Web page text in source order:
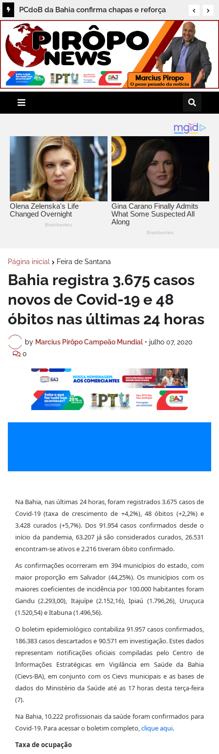
PCdoB da Bahia confirma chapas e reforça
aliança com Lula e Jerônimo
Página inicial Feira de Santana
Bahia registra 3.675 casos
novos de Covid-19 e 48
óbitos nas últimas 24 horas
by Marcius Pirôpo Campeão Mundial • julho 07, 2020
0
Na Bahia, nas últimas 24 horas, foram registrados 3.675 casos de
Covid-19 (taxa de crescimento de +4,2%), 48 óbitos (+2,2%) e
3.428 curados (+5,7%). Dos 91.954 casos confirmados desde o
início da pandemia, 63.207 já são considerados curados, 26.531
encontram-se ativos e 2.216 tiveram óbito confirmado.
As confirmações ocorreram em 394 municípios do estado, com
maior proporção em Salvador (44,25%). Os municípios com os
maiores coeficientes de incidência por 100.000 habitantes foram
Gandu (2.293,00), Itajuípe (2.152,16), Ipiaú (1.796,26), Uruçuca
(1.520,54) e Itabuna (1.496,56).
O boletim epidemiológico contabiliza 91.957 casos confirmados,
186.383 casos descartados e 90.571 em investigação. Estes dados
representam notificações oficiais compiladas pelo Centro de
Informações Estratégicas em Vigilância em Saúde da Bahia
(Cievs-BA), em conjunto com os Cievs municipais e as bases de
dados do Ministério da Saúde até as 17 horas desta terça-feira
(7).
Na Bahia, 10.222 profissionais da saúde foram confirmados para
Covid-19. Para acessar o boletim completo, clique aqui.
Taxa de ocupação